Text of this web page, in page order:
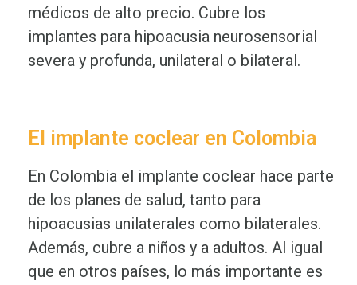
médicos de alto precio. Cubre los
implantes para hipoacusia neurosensorial
severa y profunda, unilateral o bilateral.
El implante coclear en Colombia
En Colombia el implante coclear hace parte
de los planes de salud, tanto para
hipoacusias unilaterales como bilaterales.
Además, cubre a niños y a adultos. Al igual
que en otros países, lo más importante es